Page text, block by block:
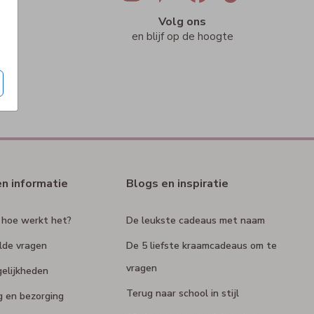
Volg ons
en blijf op de hoogte
informatie
werkt het?
vragen
en bezorging
Blogs en inspiratie
De leukste cadeaus met naam
De 5 liefste kraamcadeaus om te
vragen
Terug naar school in stijl